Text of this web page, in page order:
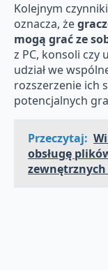
Kolejnym
oznacza, że
mogą grać ze
z PC, konsoli czy
udział we
rozszerzenie ich
potencjalnych
Przeczytaj:
obsługę